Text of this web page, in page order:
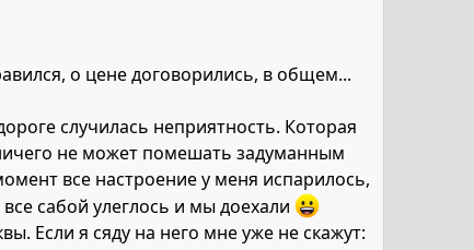
о цене договорились, в общем...
случилась неприятность. Которая
не может помешать задуманным
все настроение у меня испарилось,
сабой улеглось и мы доехали
Если я сяду на него мне уже не скажут: